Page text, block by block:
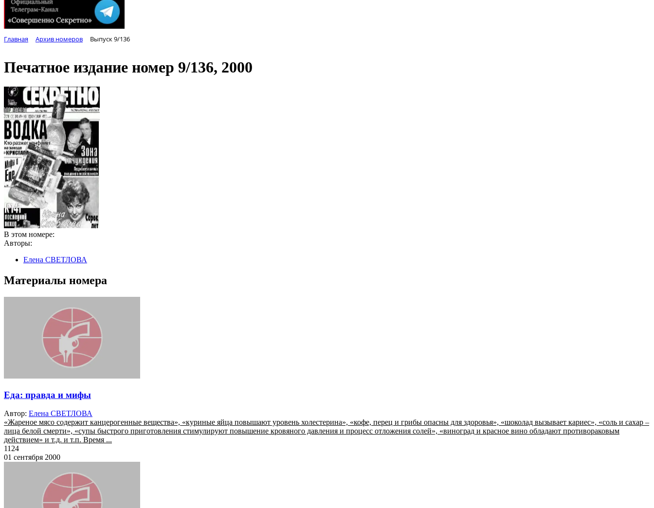
Главная Архив номеров Выпуск 9/136
Печатное издание номер 9/136, 2000
В этом номере:
Авторы:
Елена СВЕТЛОВА
Материалы номера
Еда: правда и мифы
Автор: Елена СВЕТЛОВА
«Жареное мясо содержит канцерогенные вещества», «куриные яйца повышают уровень холестерина», «кофе, перец и грибы опасны для здоровья», «шоколад вызывает кариес», «соль и сахар –
лица белой смерти», «супы быстрого приготовления стимулируют повышение кровяного давления и процесс отложения солей», «виноград и красное вино обладают противораковым
действием» и т.д. и т.п. Время ...
1124
01 сентября 2000